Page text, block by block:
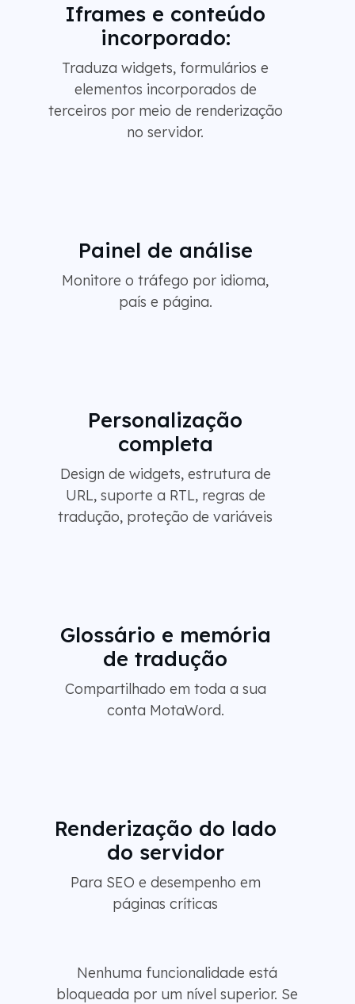
Iframes e conteúdo
incorporado:
Traduza widgets, formulários e
elementos incorporados de
terceiros por meio de renderização
no servidor.
Painel de análise
Monitore o tráfego por idioma,
país e página.
Personalização
completa
Design de widgets, estrutura de
URL, suporte a RTL, regras de
tradução, proteção de variáveis
Glossário e memória
de tradução
Compartilhado em toda a sua
conta MotaWord.
Renderização do lado
do servidor
Para SEO e desempenho em
páginas críticas
Nenhuma funcionalidade está
bloqueada por um nível superior. Se